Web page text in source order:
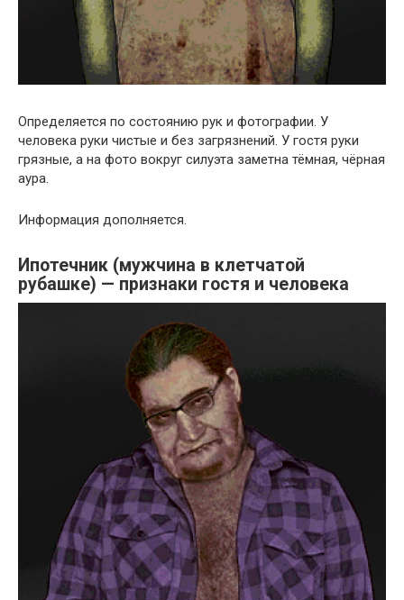
Определяется по состоянию рук и фотографии. У
человека руки чистые и без загрязнений. У гостя руки
грязные, а на фото вокруг силуэта заметна тёмная, чёрная
аура.
Информация дополняется.
Ипотечник (мужчина в клетчатой
рубашке) — признаки гостя и человека